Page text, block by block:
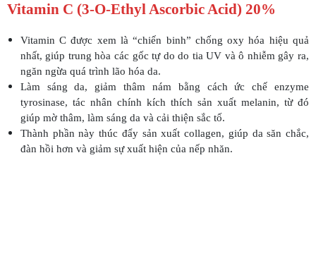
Vitamin C (3-O-Ethyl Ascorbic Acid) 20%
Vitamin C được xem là “chiến binh” chống oxy hóa hiệu quả
nhất, giúp trung hòa các gốc tự do do tia UV và ô nhiễm gây ra,
ngăn ngừa quá trình lão hóa da.
Làm sáng da, giảm thâm nám bằng cách ức chế enzyme
tyrosinase, tác nhân chính kích thích sản xuất melanin, từ đó
giúp mờ thâm, làm sáng da và cải thiện sắc tố.
Thành phần này thúc đẩy sản xuất collagen, giúp da săn chắc,
đàn hồi hơn và giảm sự xuất hiện của nếp nhăn.